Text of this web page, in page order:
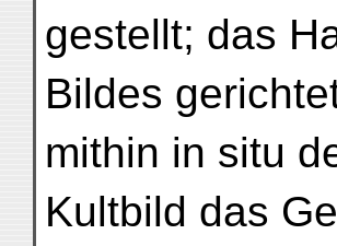
gestellt; das
Bildes
mithin in situ
Kultbild das